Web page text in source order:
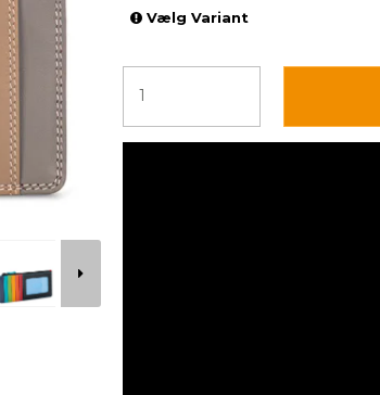
Vælg Variant